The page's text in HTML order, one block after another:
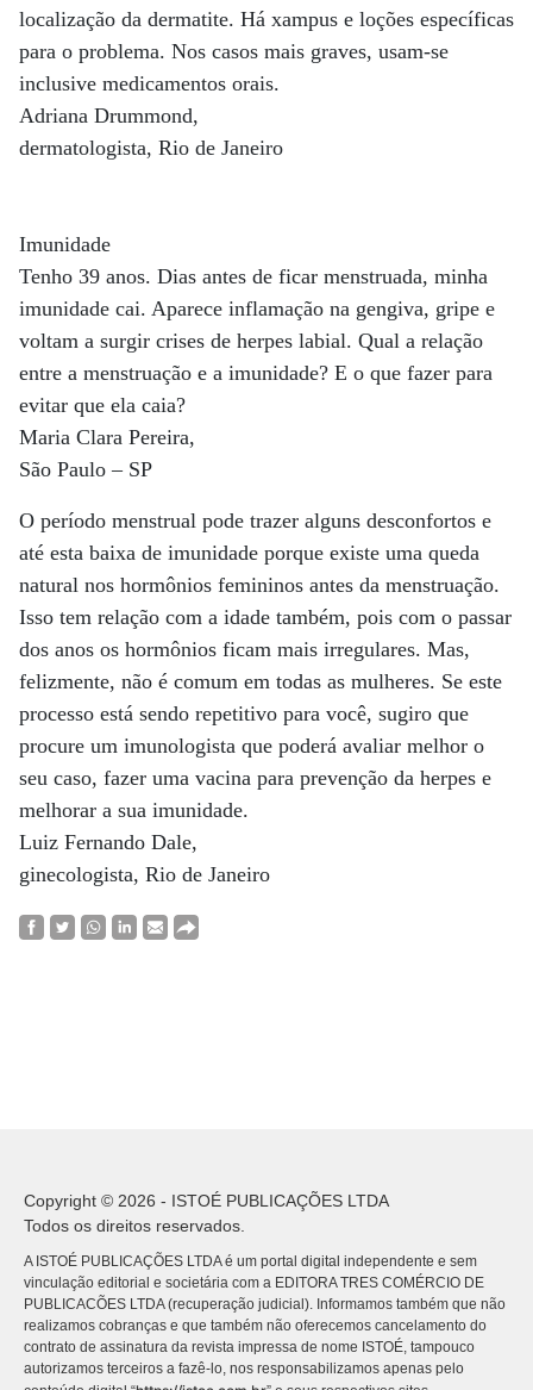
localização da dermatite. Há xampus e loções específicas
para o problema. Nos casos mais graves, usam-se
inclusive medicamentos orais.
Adriana Drummond,
dermatologista, Rio de Janeiro
Imunidade
Tenho 39 anos. Dias antes de ficar menstruada, minha
imunidade cai. Aparece inflamação na gengiva, gripe e
voltam a surgir crises de herpes labial. Qual a relação
entre a menstruação e a imunidade? E o que fazer para
evitar que ela caia?
Maria Clara Pereira,
São Paulo – SP
O período menstrual pode trazer alguns desconfortos e
até esta baixa de imunidade porque existe uma queda
natural nos hormônios femininos antes da menstruação.
Isso tem relação com a idade também, pois com o passar
dos anos os hormônios ficam mais irregulares. Mas,
felizmente, não é comum em todas as mulheres. Se este
processo está sendo repetitivo para você, sugiro que
procure um imunologista que poderá avaliar melhor o
seu caso, fazer uma vacina para prevenção da herpes e
melhorar a sua imunidade.
Luiz Fernando Dale,
ginecologista, Rio de Janeiro
Copyright © 2026 - ISTOÉ PUBLICAÇÕES LTDA
Todos os direitos reservados.
A ISTOÉ PUBLICAÇÕES LTDA é um portal digital independente e sem
vinculação editorial e societária com a EDITORA TRES COMÉRCIO DE
PUBLICACÕES LTDA (recuperação judicial). Informamos também que não
realizamos cobranças e que também não oferecemos cancelamento do
contrato de assinatura da revista impressa de nome ISTOÉ, tampouco
autorizamos terceiros a fazê-lo, nos responsabilizamos apenas pelo